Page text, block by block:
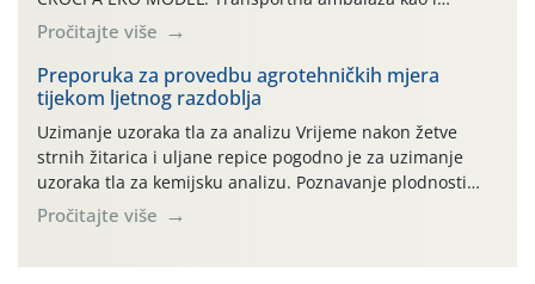
ambalaža drugih proizvoda koji nisu sredstva za zaštitu
bilja (npr. ambalaža od mineralnih gnojiva,) se ne
prihvaća. Korisnicima je osiguran besplatni povrat
prazne ambalaže isključivo ovih tvrtki: AGROCHEM-MAKS,
AGRONOM, ALBAUGH TKI* (PINUS […]
Pročitajte više
Preporuka za provedbu agrotehničkih mjera
tijekom ljetnog razdoblja
Uzimanje uzoraka tla za analizu Vrijeme nakon žetve
strnih žitarica i uljane repice pogodno je za uzimanje
uzoraka tla za kemijsku analizu. Poznavanje plodnosti
parcele temelj je za pravilnu gnojidbu. Samo
izbalansiranom i pravodobnom gnojidbom možemo
Pročitajte više